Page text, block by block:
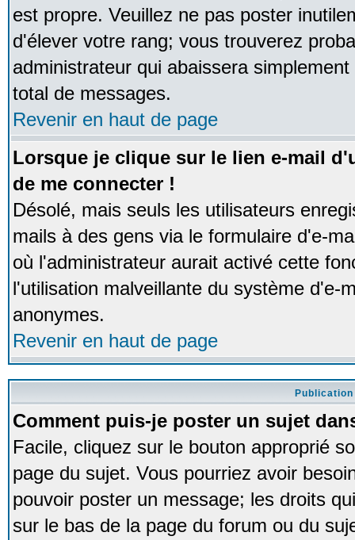
est propre. Veuillez ne pas poster
d'élever votre rang; vous trouverez
administrateur qui abaissera
total de messages.
Revenir en haut de page
Lorsque je clique sur le lien e-mail
de me connecter !
Désolé, mais seuls les utilisateurs
mails à des gens via le formulaire d'e-
où l'administrateur aurait activé cette
l'utilisation malveillante du système d'e-
anonymes.
Revenir en haut de page
Publication
Comment puis-je poster un sujet
Facile, cliquez sur le bouton approprié
page du sujet. Vous pourriez avoir
pouvoir poster un message; les droits
sur le bas de la page du forum ou du